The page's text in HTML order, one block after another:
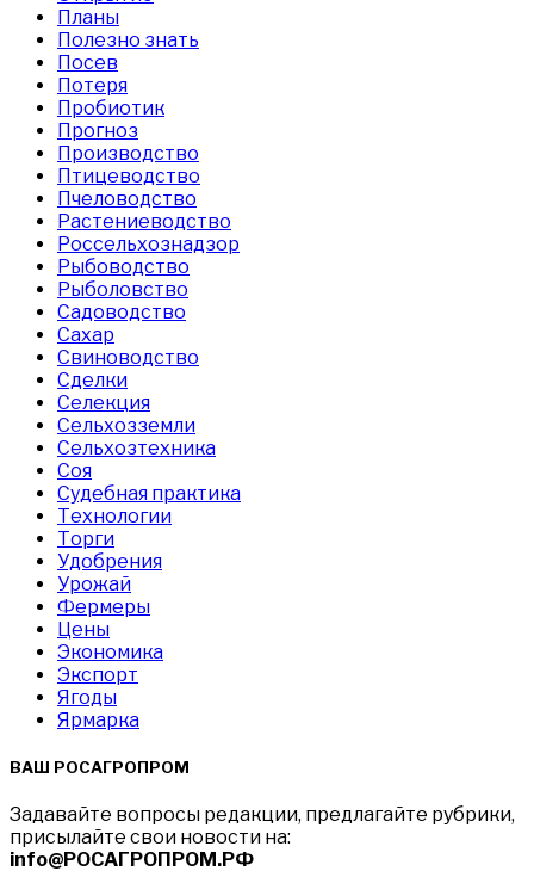
Планы
Полезно знать
Посев
Потеря
Пробиотик
Прогноз
Производство
Птицеводство
Пчеловодство
Растениеводство
Россельхознадзор
Рыбоводство
Рыболовство
Садоводство
Сахар
Свиноводство
Сделки
Селекция
Сельхозземли
Сельхозтехника
Соя
Судебная практика
Технологии
Торги
Удобрения
Урожай
Фермеры
Цены
Экономика
Экспорт
Ягоды
Ярмарка
ВАШ РОСАГРОПРОМ
Задавайте вопросы редакции, предлагайте рубрики,
присылайте свои новости на:
info@РОСАГРОПРОМ.РФ